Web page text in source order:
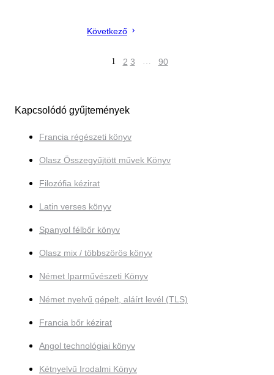
Következő
1 2 3 … 90
Kapcsolódó gyűjtemények
Francia régészeti könyv
Olasz Összegyűjtött művek Könyv
Filozófia kézirat
Latin verses könyv
Spanyol félbőr könyv
Olasz mix / többszörös könyv
Német Iparművészeti Könyv
Német nyelvű gépelt, aláírt levél (TLS)
Francia bőr kézirat
Angol technológiai könyv
Kétnyelvű Irodalmi Könyv